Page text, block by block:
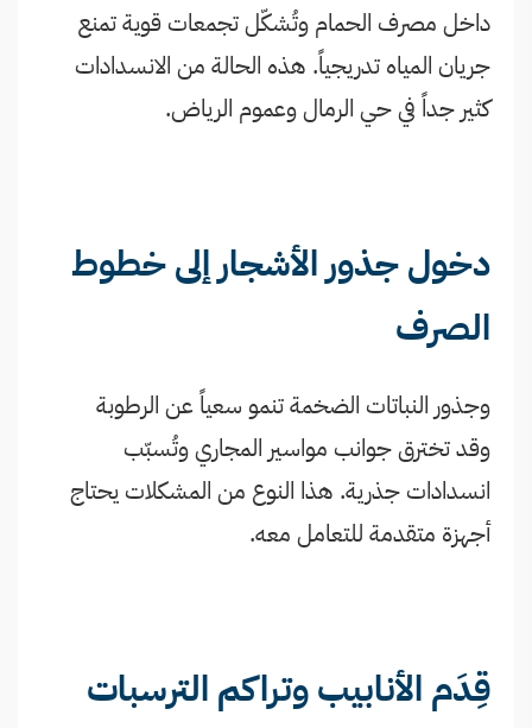
داخل مصرف الحمام وتُشكّل تجمعات قوية تمنع
جريان المياه تدريجياً. هذه الحالة من الانسدادات
كثير جداً في حي الرمال وعموم الرياض.
دخول جذور الأشجار إلى خطوط
الصرف
وجذور النباتات الضخمة تنمو سعياً عن الرطوبة
وقد تخترق جوانب مواسير المجاري وتُسبّب
انسدادات جذرية. هذا النوع من المشكلات يحتاج
أجهزة متقدمة للتعامل معه.
قِدَم الأنابيب وتراكم الترسبات